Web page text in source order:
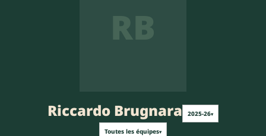
RB
Riccardo Brugnara 2025-26▾
Toutes les équipes▾